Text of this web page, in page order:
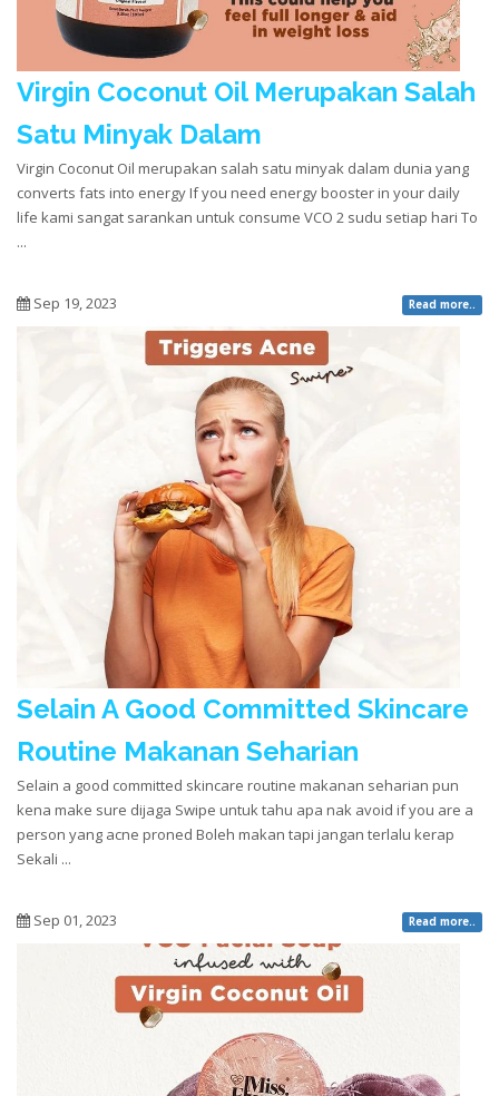
Virgin Coconut Oil Merupakan Salah
Satu Minyak Dalam
Virgin Coconut Oil merupakan salah satu minyak dalam dunia yang
converts fats into energy If you need energy booster in your daily
life kami sangat sarankan untuk consume VCO 2 sudu setiap hari To
...
Read more..
Sep 19, 2023
Selain A Good Committed Skincare
Routine Makanan Seharian
Selain a good committed skincare routine makanan seharian pun
kena make sure dijaga Swipe untuk tahu apa nak avoid if you are a
person yang acne proned Boleh makan tapi jangan terlalu kerap
Sekali ...
Read more..
Sep 01, 2023